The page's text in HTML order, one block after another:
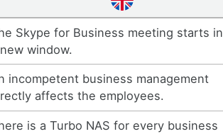
Skype for Business meeting starts in
window.
incompetent business management
affects the employees.
is a Turbo NAS for every business